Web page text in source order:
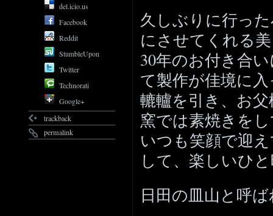
del.icio.us
Facebook
Reddit
StumbleUpon
Twitter
Technorati
Google+
trackback
permalink
久しぶりに行っ
にさせてくれる
30年のお付き合
て製作が佳境に
轆轤を引き、お
窯では素焼きを
いつも笑顔で迎
して、楽しいひ
日田の皿山と呼